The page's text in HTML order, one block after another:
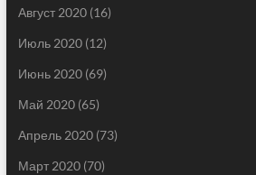
Август 2020(16)
Июль 2020(12)
Июнь 2020(69)
Май 2020(65)
Апрель 2020(73)
Март 2020(70)